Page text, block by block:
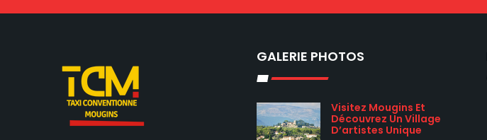
GALERIE PHOTOS
Visitez Mougins Et
Découvrez Un Village
D’artistes Unique